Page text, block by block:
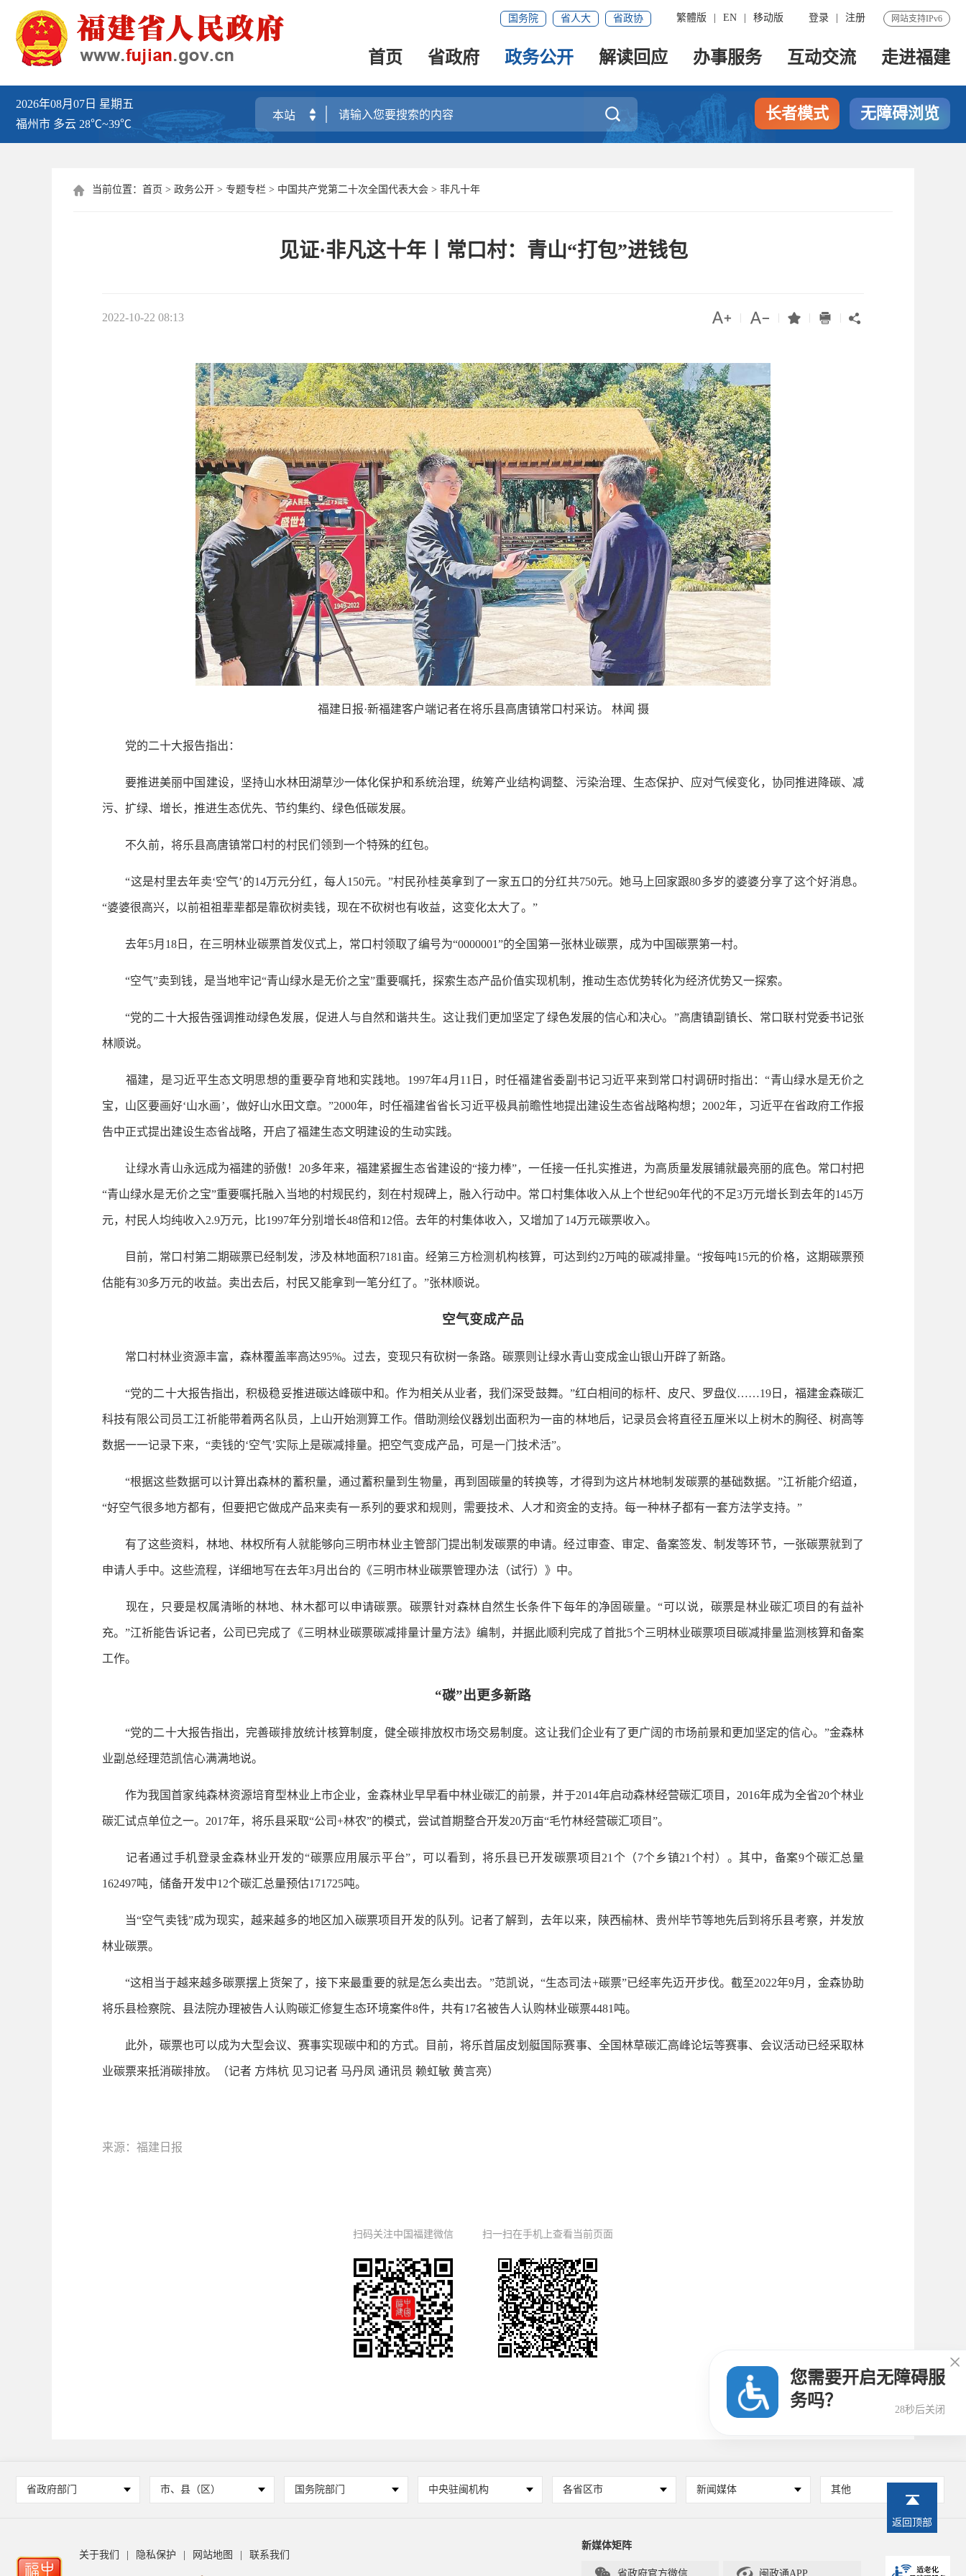
网站支持IPv6
登录 注册
繁體版 EN 移动版
国务院 省人大 省政协
首页 省政府 政务公开 解读回应 办事服务 互动交流 走进福建
2026年08月07日 星期五
福州市 多云 28℃~39℃
 长者模式 无障碍浏览
 当前位置： 首页 > 政务公开 > 专题专栏 > 中国共产党第二十次全国代表大会 > 非凡十年
见证·非凡这十年丨常口村：青山“打包”进钱包
2022-10-22 08:13     
福建日报·新福建客户端记者在将乐县高唐镇常口村采访。 林闻 摄
党的二十大报告指出：
要推进美丽中国建设，坚持山水林田湖草沙一体化保护和系统治理，统筹产业结构调整、污染治理、生态保护、应对气候变化，协同推进降碳、减
污、扩绿、增长，推进生态优先、节约集约、绿色低碳发展。
不久前，将乐县高唐镇常口村的村民们领到一个特殊的红包。
“这是村里去年卖‘空气’的14万元分红，每人150元。”村民孙桂英拿到了一家五口的分红共750元。她马上回家跟80多岁的婆婆分享了这个好消息。
“婆婆很高兴，以前祖祖辈辈都是靠砍树卖钱，现在不砍树也有收益，这变化太大了。”
去年5月18日，在三明林业碳票首发仪式上，常口村领取了编号为“0000001”的全国第一张林业碳票，成为中国碳票第一村。
“空气”卖到钱，是当地牢记“青山绿水是无价之宝”重要嘱托，探索生态产品价值实现机制，推动生态优势转化为经济优势又一探索。
“党的二十大报告强调推动绿色发展，促进人与自然和谐共生。这让我们更加坚定了绿色发展的信心和决心。”高唐镇副镇长、常口联村党委书记张
林顺说。
福建，是习近平生态文明思想的重要孕育地和实践地。1997年4月11日，时任福建省委副书记习近平来到常口村调研时指出：“青山绿水是无价之
宝，山区要画好‘山水画’，做好山水田文章。”2000年，时任福建省省长习近平极具前瞻性地提出建设生态省战略构想；2002年，习近平在省政府工作报
告中正式提出建设生态省战略，开启了福建生态文明建设的生动实践。
让绿水青山永远成为福建的骄傲！20多年来，福建紧握生态省建设的“接力棒”，一任接一任扎实推进，为高质量发展铺就最亮丽的底色。常口村把
“青山绿水是无价之宝”重要嘱托融入当地的村规民约，刻在村规碑上，融入行动中。常口村集体收入从上个世纪90年代的不足3万元增长到去年的145万
元，村民人均纯收入2.9万元，比1997年分别增长48倍和12倍。去年的村集体收入，又增加了14万元碳票收入。
目前，常口村第二期碳票已经制发，涉及林地面积7181亩。经第三方检测机构核算，可达到约2万吨的碳减排量。“按每吨15元的价格，这期碳票预
估能有30多万元的收益。卖出去后，村民又能拿到一笔分红了。”张林顺说。
空气变成产品
常口村林业资源丰富，森林覆盖率高达95%。过去，变现只有砍树一条路。碳票则让绿水青山变成金山银山开辟了新路。
“党的二十大报告指出，积极稳妥推进碳达峰碳中和。作为相关从业者，我们深受鼓舞。”红白相间的标杆、皮尺、罗盘仪……19日，福建金森碳汇
科技有限公司员工江祈能带着两名队员，上山开始测算工作。借助测绘仪器划出面积为一亩的林地后，记录员会将直径五厘米以上树木的胸径、树高等
数据一一记录下来，“卖钱的‘空气’实际上是碳减排量。把空气变成产品，可是一门技术活”。
“根据这些数据可以计算出森林的蓄积量，通过蓄积量到生物量，再到固碳量的转换等，才得到为这片林地制发碳票的基础数据。”江祈能介绍道，
“好空气很多地方都有，但要把它做成产品来卖有一系列的要求和规则，需要技术、人才和资金的支持。每一种林子都有一套方法学支持。”
有了这些资料，林地、林权所有人就能够向三明市林业主管部门提出制发碳票的申请。经过审查、审定、备案签发、制发等环节，一张碳票就到了
申请人手中。这些流程，详细地写在去年3月出台的《三明市林业碳票管理办法（试行）》中。
现在，只要是权属清晰的林地、林木都可以申请碳票。碳票针对森林自然生长条件下每年的净固碳量。“可以说，碳票是林业碳汇项目的有益补
充。”江祈能告诉记者，公司已完成了《三明林业碳票碳减排量计量方法》编制，并据此顺利完成了首批5个三明林业碳票项目碳减排量监测核算和备案
工作。
“碳”出更多新路
“党的二十大报告指出，完善碳排放统计核算制度，健全碳排放权市场交易制度。这让我们企业有了更广阔的市场前景和更加坚定的信心。”金森林
业副总经理范凯信心满满地说。
作为我国首家纯森林资源培育型林业上市企业，金森林业早早看中林业碳汇的前景，并于2014年启动森林经营碳汇项目，2016年成为全省20个林业
碳汇试点单位之一。2017年，将乐县采取“公司+林农”的模式，尝试首期整合开发20万亩“毛竹林经营碳汇项目”。
记者通过手机登录金森林业开发的“碳票应用展示平台”，可以看到，将乐县已开发碳票项目21个（7个乡镇21个村）。其中，备案9个碳汇总量
162497吨，储备开发中12个碳汇总量预估171725吨。
当“空气卖钱”成为现实，越来越多的地区加入碳票项目开发的队列。记者了解到，去年以来，陕西榆林、贵州毕节等地先后到将乐县考察，并发放
林业碳票。
“这相当于越来越多碳票摆上货架了，接下来最重要的就是怎么卖出去。”范凯说，“生态司法+碳票”已经率先迈开步伐。截至2022年9月，金森协助
将乐县检察院、县法院办理被告人认购碳汇修复生态环境案件8件，共有17名被告人认购林业碳票4481吨。
此外，碳票也可以成为大型会议、赛事实现碳中和的方式。目前，将乐首届皮划艇国际赛事、全国林草碳汇高峰论坛等赛事、会议活动已经采取林
业碳票来抵消碳排放。（记者 方炜杭 见习记者 马丹凤 通讯员 赖虹敏 黄言亮）
来源：福建日报
扫码关注中国福建微信 扫一扫在手机上查看当前页面
省政府部门 市、县（区） 国务院部门 中央驻闽机构 各省区市 新闻媒体 其他
关于我们 隐私保护 网站地图 联系我们
省政府官方微信 闽政通APP
返回顶部
您需要开启无障碍服
务吗？
27秒后关闭
